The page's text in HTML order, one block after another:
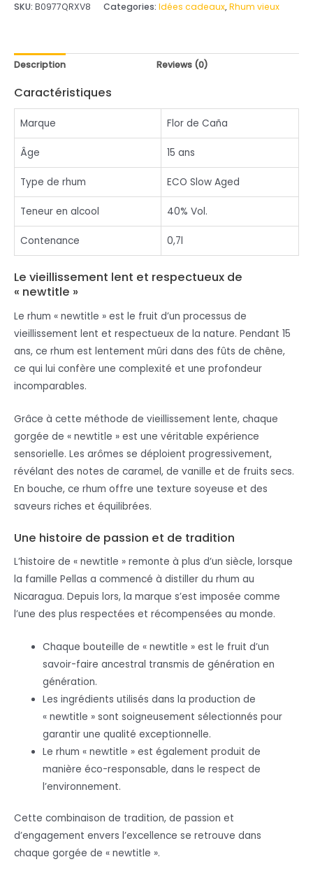
SKU: B0977QRXV8 Categories: Idées cadeaux,Rhum vieux
Description Reviews (0)
Caractéristiques
Marque Flor de Caña
Âge 15 ans
Type de rhum ECO Slow Aged
Teneur en alcool 40% Vol.
Contenance 0,7l
Le vieillissement lent et respectueux de
« newtitle »
Le rhum « newtitle » est le fruit d’un processus de
vieillissement lent et respectueux de la nature. Pendant 15
ans, ce rhum est lentement mûri dans des fûts de chêne,
ce qui lui confère une complexité et une profondeur
incomparables.
Grâce à cette méthode de vieillissement lente, chaque
gorgée de « newtitle » est une véritable expérience
sensorielle. Les arômes se déploient progressivement,
révélant des notes de caramel, de vanille et de fruits secs.
En bouche, ce rhum offre une texture soyeuse et des
saveurs riches et équilibrées.
Une histoire de passion et de tradition
L’histoire de « newtitle » remonte à plus d’un siècle, lorsque
la famille Pellas a commencé à distiller du rhum au
Nicaragua. Depuis lors, la marque s’est imposée comme
l’une des plus respectées et récompensées au monde.
Chaque bouteille de « newtitle » est le fruit d’un
savoir-faire ancestral transmis de génération en
génération.
Les ingrédients utilisés dans la production de
« newtitle » sont soigneusement sélectionnés pour
garantir une qualité exceptionnelle.
Le rhum « newtitle » est également produit de
manière éco-responsable, dans le respect de
l’environnement.
Cette combinaison de tradition, de passion et
d’engagement envers l’excellence se retrouve dans
chaque gorgée de « newtitle ».